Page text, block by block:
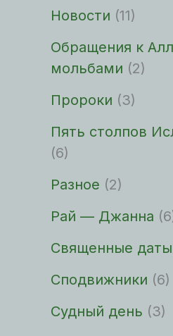
Новости (11)
Обращения к
мольбами (2)
Пророки (3)
Пять столпов
(6)
Разное (2)
Рай — Джанна
Священные даты
Сподвижники (6)
Судный день (3)